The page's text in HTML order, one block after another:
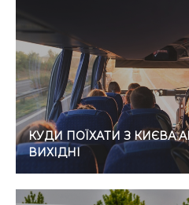
КУДИ ПОЇХАТИ З КИЄВА
ВИХІДНІ